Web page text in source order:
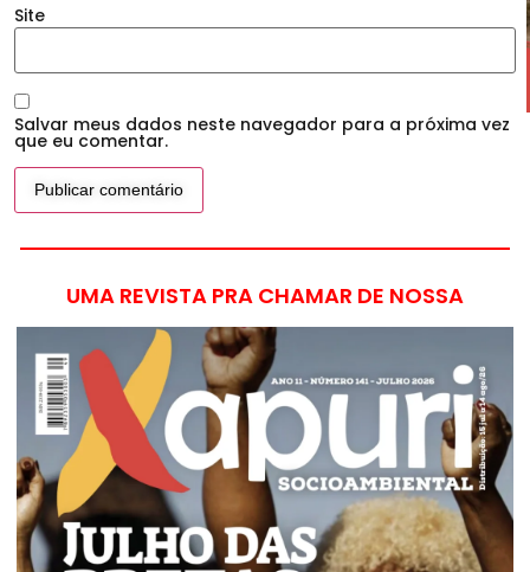
Site
Salvar meus dados neste navegador para a próxima vez
que eu comentar.
UMA REVISTA PRA CHAMAR DE NOSSA